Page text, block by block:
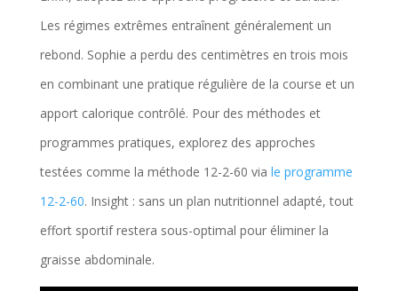
Les régimes extrêmes entraînent généralement un
rebond. Sophie a perdu des centimètres en trois mois
en combinant une pratique régulière de la course et un
apport calorique contrôlé. Pour des méthodes et
programmes pratiques, explorez des approches
testées comme la méthode 12-2-60 via le programme
12-2-60. Insight : sans un plan nutritionnel adapté, tout
effort sportif restera sous-optimal pour éliminer la
graisse abdominale.